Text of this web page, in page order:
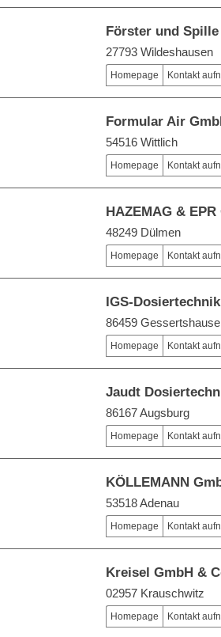
Förster und
27793 Wildeshausen
Homepage Kontakt
Formular Air
54516 Wittlich
Homepage Kontakt
HAZEMAG & EPR
48249 Dülmen
Homepage Kontakt
IGS-
86459
Homepage Kontakt
Jaudt
86167 Augsburg
Homepage Kontakt
KÖLLEMANN
53518 Adenau
Homepage Kontakt
Kreisel GmbH &
02957 Krauschwitz
Homepage Kontakt